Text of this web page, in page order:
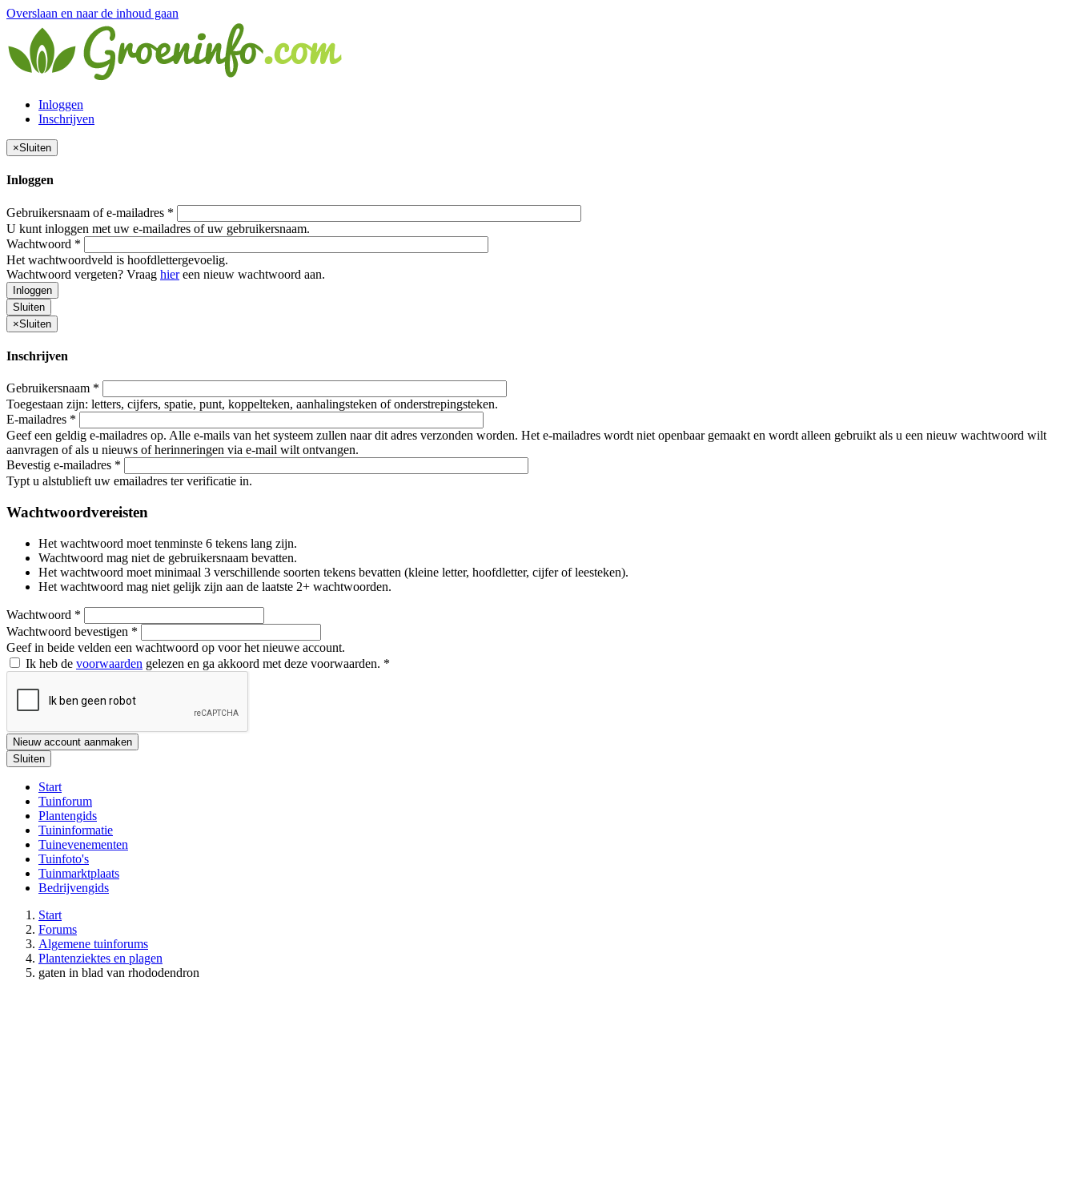
Overslaan en naar de inhoud gaan
Inloggen
Inschrijven
×Sluiten
Inloggen
Gebruikersnaam of e-mailadres *
U kunt inloggen met uw e-mailadres of uw gebruikersnaam.
Wachtwoord *
Het wachtwoordveld is hoofdlettergevoelig.
Wachtwoord vergeten? Vraag hiereen nieuw wachtwoord aan.
Inloggen
Sluiten
×Sluiten
Inschrijven
Gebruikersnaam *
Toegestaan zijn: letters, cijfers, spatie, punt, koppelteken, aanhalingsteken of onderstrepingsteken.
E-mailadres *
Geef een geldig e-mailadres op. Alle e-mails van het systeem zullen naar dit adres verzonden worden. Het e-mailadres wordt niet openbaar gemaakt en wordt alleen gebruikt als u een nieuw wachtwoord wilt
aanvragen of als u nieuws of herinneringen via e-mail wilt ontvangen.
Bevestig e-mailadres *
Typt u alstublieft uw emailadres ter verificatie in.
Wachtwoordvereisten
Het wachtwoord moet tenminste 6 tekens lang zijn.
Wachtwoord mag niet de gebruikersnaam bevatten.
Het wachtwoord moet minimaal 3 verschillende soorten tekens bevatten (kleine letter, hoofdletter, cijfer of leesteken).
Het wachtwoord mag niet gelijk zijn aan de laatste 2+ wachtwoorden.
Wachtwoord *
Wachtwoord bevestigen *
Geef in beide velden een wachtwoord op voor het nieuwe account.
Ik heb de voorwaarden gelezen en ga akkoord met deze voorwaarden. *
Nieuw account aanmaken
Sluiten
Start
Tuinforum
Plantengids
Tuininformatie
Tuinevenementen
Tuinfoto's
Tuinmarktplaats
Bedrijvengids
Start
Forums
Algemene tuinforums
Plantenziektes en plagen
gaten in blad van rhododendron